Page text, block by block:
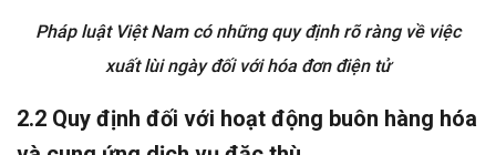
Pháp luật Việt Nam có những quy định rõ ràng về việc
xuất lùi ngày đối với hóa đơn điện tử
2.2 Quy định đối với hoạt động buôn hàng hóa